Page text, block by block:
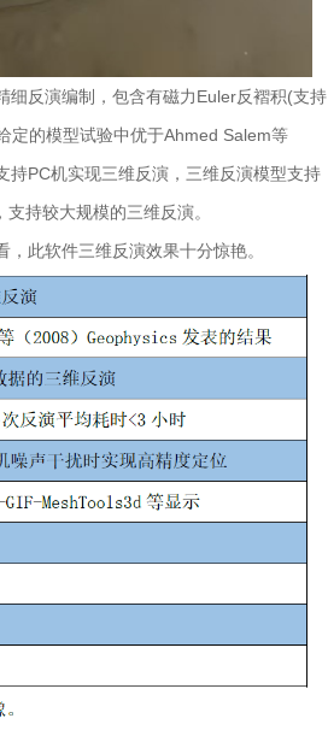
细反演编制，包含有磁力Euler反褶积(支持
定的模型试验中优于Ahmed Salem等
PC机实现三维反演，三维反演模型支持
持较大规模的三维反演。
此软件三维反演效果十分惊艳。